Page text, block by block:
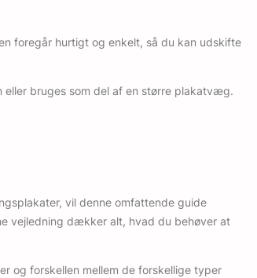
foregår hurtigt og enkelt, så du kan udskifte
eller bruges som del af en større plakatvæg.
vil denne omfattende guide
vejledning dækker alt, hvad du behøver at
og forskellen mellem de forskellige typer